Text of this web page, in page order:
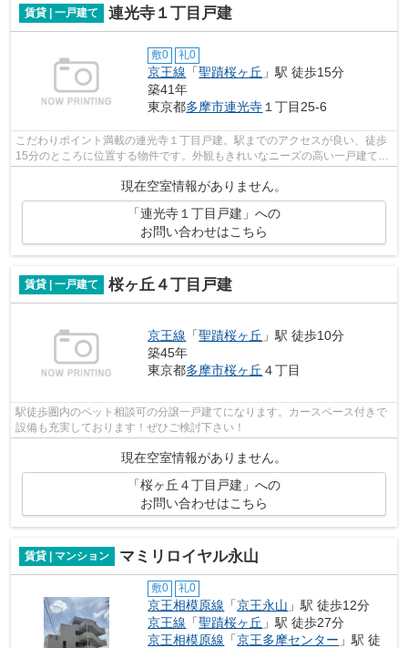
賃貸 | 一戸建て 連光寺１丁目戸建
敷0 礼0
京王線 「聖蹟桜ヶ丘 」駅 徒歩15分
築41年
東京都多摩市連光寺 １丁目25-6
こだわりポイント満載の連光寺１丁目戸建。駅までのアクセスが良い、徒歩
15分のところに位置する物件です。外観もきれいなニーズの高い一戸建て物
現在空室情報がありません。
「連光寺１丁目戸建」への
お問い合わせはこちら
賃貸 | 一戸建て 桜ヶ丘４丁目戸建
京王線 「聖蹟桜ヶ丘 」駅 徒歩10分
築45年
東京都多摩市桜ヶ丘 ４丁目
駅徒歩圏内のペット相談可の分譲一戸建てになります。カースペース付きで
設備も充実しております！ぜひご検討下さい！
現在空室情報がありません。
「桜ヶ丘４丁目戸建」への
お問い合わせはこちら
賃貸 | マンション マミリロイヤル永山
敷0 礼0
京王相模原線 「京王永山 」駅 徒歩12分
京王線 「聖蹟桜ヶ丘 」駅 徒歩27分
京王相模原線 「京王多摩センター 」駅 徒